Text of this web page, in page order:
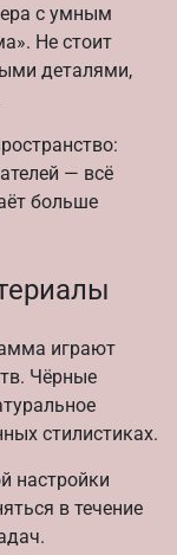
с умным
Не стоит
деталями,
— всё
больше
играют
Чёрные
стилистиках.
настройки
в течение